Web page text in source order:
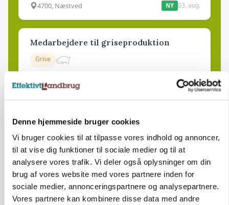
Denne hjemmeside bruger cookies
Vi bruger cookies til at tilpasse vores indhold og annoncer,
til at vise dig funktioner til sociale medier og til at
analysere vores trafik. Vi deler også oplysninger om din
brug af vores website med vores partnere inden for
sociale medier, annonceringspartnere og analysepartnere.
Vores partnere kan kombinere disse data med andre
4700, Næstved NY 03. aug.
Medarbejdere til griseproduktion
Grise
03. aug.
Kalvepasser til ejendom i udvikling søges
Kalve
6392, Bolderslev NY 03. aug.